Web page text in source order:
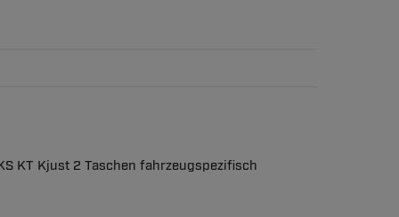
KT Kjust 2 Taschen fahrzeugspezifisch